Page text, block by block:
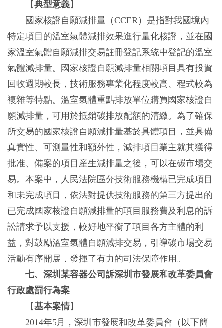
【典型意義】
國家核證自願減排量（CCER）是指對我國境內
特定項目的溫室氣體減排效果進行量化核證，並在國
家溫室氣體自願減排交易註冊登記系統中登記的溫室
氣體減排量。國家核證自願減排量相關項目具有投資
回收週期較長，技術服務專業化程度較高、程式較為
複雜等特點。溫室氣體重點排放單位購買國家核證自
願減排量，可用於抵銷碳排放配額的清繳。為了確保
所交易的國家核證自願減排量基於具體項目，並具備
真實性、可測量性和額外性，減排項目業主就其獲得
批准、備案的項目産生減排量之後，可以在碳市場交
易。本案中，人民法院區分技術服務機構已完成項目
和未完成項目，依法對提供技術服務的第三方提出的
已完成國家核證自願減排量的項目服務費及利息的訴
訟請求予以支援，較好地平衡了項目各方主體的利
益，對鼓勵溫室氣體自願減排交易，引導碳市場交易
活動有序開展，發揮了有力的司法保障作用。
七、深圳某容器公司訴深圳市發展和改革委員會
行政處罰行為案
【基本案情】
2014年5月，深圳市發展和改革委員會（以下簡